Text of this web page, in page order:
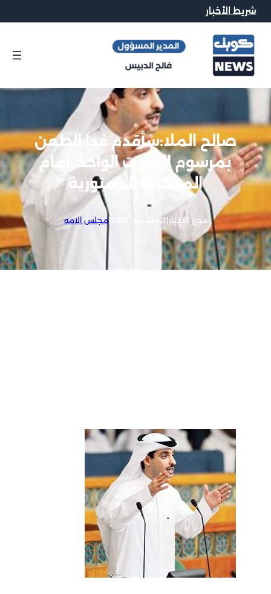
شريط الأخبار
صالح الملا:سأقدم غدا الطعن
بمرسوم الصوت الواحد..أمام
المحكمة الدستورية
محرر الاخبار 2 ديسمبر, 2012 |مجلس الامه